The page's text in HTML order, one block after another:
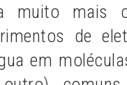
muito mais
de
em